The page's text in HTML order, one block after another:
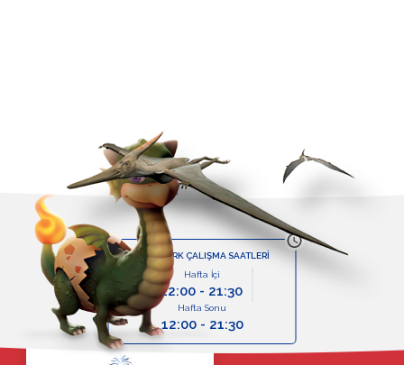
TEMA PARK ÇALIŞMA SAATLERİ
Hafta İçi
12:00 - 21:30
Hafta Sonu
12:00 - 21:30